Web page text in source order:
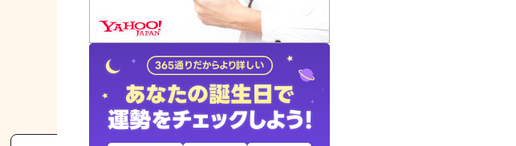
占いの流れ
おすすめの占い師
よくある質問